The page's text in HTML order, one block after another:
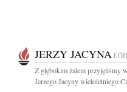
JERZY JACYNA
Z głębokim żalem przyjęliśmy
Jerzego Jacyny wieloletniego